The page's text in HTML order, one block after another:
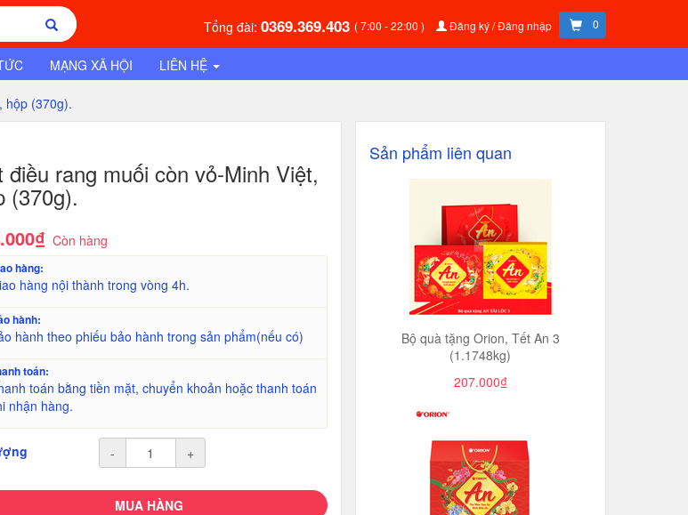
Tổng đài: 0369.369.403 ( 7:00 - 22:00 ) Đăng ký / Đăng nhập 0
MẠNG XÃ HỘI LIÊN HỆ
hộp (370g).
điều rang muối còn vỏ-Minh Việt,
(370g).
Còn hàng
hàng:
hàng nội thành trong vòng 4h.
hành:
hành theo phiếu bảo hành trong sản phẩm(nếu có)
toán:
toán bằng tiền mặt, chuyển khoản hoặc thanh toán
nhận hàng.
- +
MUA HÀNG
Sản phẩm liên quan
Bộ quà tặng Orion, Tết An 3
(1.1748kg)
207.000₫